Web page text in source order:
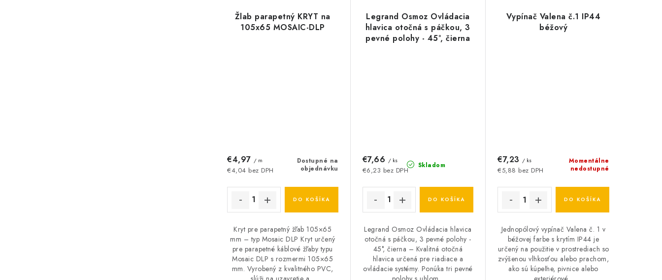
Žlab parapetný KRYT na
105x65 MOSAIC-DLP
Dostupné na
objednávku
€4,04 bez DPH
€4,97 / m
DO KOŠÍKA
Kryt pre parapetný žľab 105×65
mm – typ Mosaic DLP Kryt určený
pre parapetné káblové žľaby typu
Mosaic DLP s rozmermi 105×65
mm. Vyrobený z kvalitného PVC,
Legrand Osmoz Ovládacia
hlavica otočná s páčkou, 3
pevné polohy - 45°, čierna
Skladom
€6,23 bez DPH
€7,66 / ks
DO KOŠÍKA
Legrand Osmoz Ovládacia hlavica
otočná s páčkou, 3 pevné polohy -
45°, čierna – Kvalitná otočná
hlavica určená pre riadiace a
ovládacie systémy. Ponúka tri pevné
Vypínač Valena č.1 IP44
béžový
Momentálne
nedostupné
€5,88 bez DPH
€7,23 / ks
DO KOŠÍKA
Jednopólový vypínač Valena č. 1 v
béžovej farbe s krytím IP44 je
určený na použitie v prostrediach so
zvýšenou vlhkosťou alebo prachom,
ako sú kúpeľne, pivnice alebo